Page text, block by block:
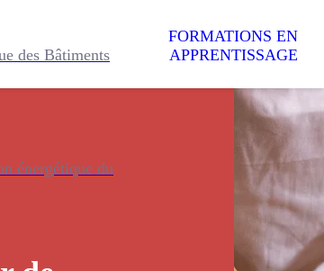
des Bâtiments
énergétique du
FORMATIONS EN
APPRENTISSAGE